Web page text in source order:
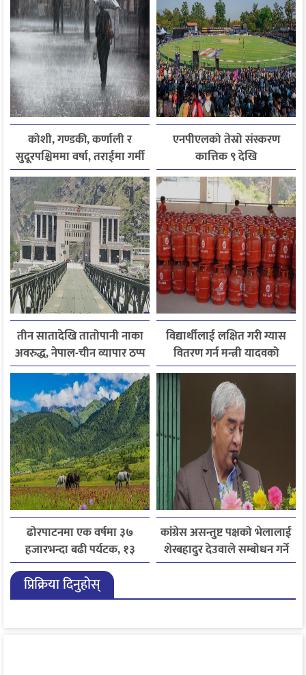
कोशी, गण्डकी, कर्णाली र
सुदूरपश्चिममा वर्षा, तराईमा गर्मी
बढ्ने अनुमान
एनपीएलको तेस्रो संस्करण
कात्तिक ९ देखि
तीन सातादेखि तातोपानी नाका
अवरुद्ध, नेपाल-चीन व्यापार ठप्प
विद्यार्थीलाई लक्षित गरी ग्यास
वितरण गर्न मन्त्री यादवको
निर्देशन
ढोरपाटनमा एक वर्षमा ३७
हजारभन्दा बढी पर्यटक, १३
हजारले बढ्यो आगमन
कांग्रेस असन्तुष्ट पक्षको भेलालाई
शेरबहादुर देउवाले सम्बोधन गर्ने
प्रिक्रिया दिनुहोस्